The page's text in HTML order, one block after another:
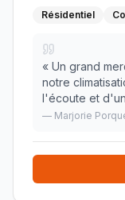
Résidentiel
« Un grand
notre
l'écoute et
soigner et
— Marjorie